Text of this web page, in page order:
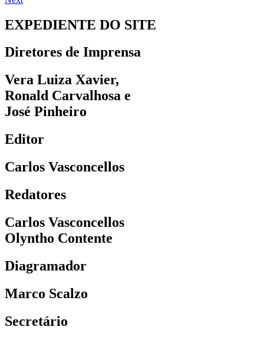
EXPEDIENTE DO SITE
Diretores de Imprensa
Vera Luiza Xavier,
Ronald Carvalhosa e
José Pinheiro
Editor
Carlos Vasconcellos
Redatores
Carlos Vasconcellos
Olyntho Contente
Diagramador
Marco Scalzo
Secretário